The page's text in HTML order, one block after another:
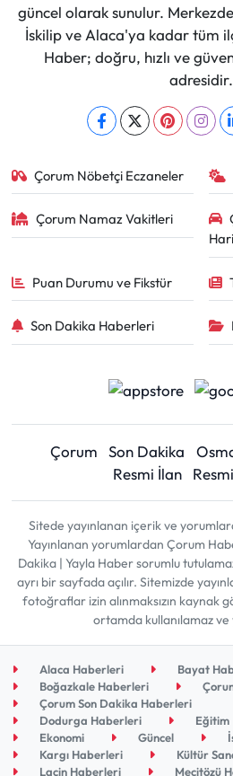
güncel olarak sunulur.
İskilip ve Alaca'ya kadar tüm
Haber; doğru, hızlı ve
adresidir.
Çorum Nöbetçi Eczaneler
Çorum Namaz Vakitleri
Puan Durumu ve Fikstür
Son Dakika Haberleri
Çorum Son Dakika
Resmi İlan
Sitede yayınlanan içerik ve
Yayınlanan yorumlardan Çorum
Dakika | Yayla Haber sorumlu
ayrı bir sayfada açılır. Sitemizde
fotoğraflar izin alınmaksızın kaynak
ortamda kullanılamaz ve
Alaca Haberleri
Bayat
Boğazkale Haberleri
Çorum Son Dakika Haberleri
Dodurga Haberleri
Eğitim
Ekonomi
Güncel
Kargı Haberleri
Kültür
Laçin Haberleri
Mecitözü